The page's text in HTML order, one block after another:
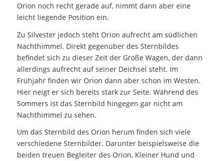
Orion noch recht gerade auf, nimmt dann aber eine
leicht liegende Position ein.
Zu Silvester jedoch steht Orion aufrecht am südlichen
Nachthimmel. Direkt gegenüber des Sternbildes
befindet sich zu dieser Zeit der Große Wagen, der dann
allerdings aufrecht auf seiner Deichsel steht. Im
Frühjahr finden wir Orion dann aber schon im Westen.
Hier neigt er sich bereits stark zur Seite. Während des
Sommers ist das Sternbild hingegen gar nicht am
Nachthimmel zu sehen.
Um das Sternbild des Orion herum finden sich viele
verschiedene Sternbilder. Darunter beispielsweise die
beiden treuen Begleiter des Orion, Kleiner Hund und